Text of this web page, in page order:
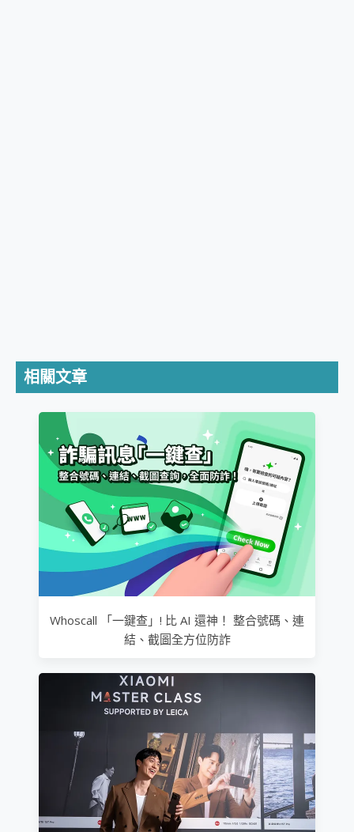
相關文章
Whoscall 「一鍵查」! 比 AI 還神！ 整合號碼、連
結、截圖全方位防詐